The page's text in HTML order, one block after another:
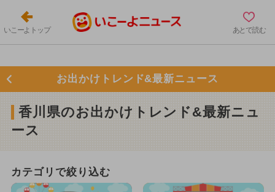
いこーよトップ あとで読む
お出かけトレンド&最新ニュース
香川県のお出かけトレンド&最新ニュ
ース
カテゴリで絞り込む